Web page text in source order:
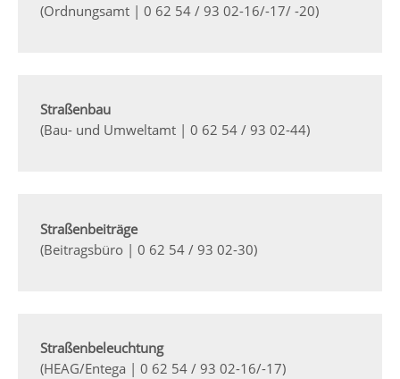
(Ordnungsamt | 0 62 54 / 93 02-16/-17/ -20)
Straßenbau
(Bau- und Umweltamt | 0 62 54 / 93 02-44)
Straßenbeiträge
(Beitragsbüro | 0 62 54 / 93 02-30)
Straßenbeleuchtung
(HEAG/Entega | 0 62 54 / 93 02-16/-17)